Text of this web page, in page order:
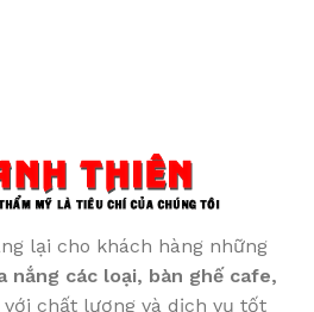
lại cho khách hàng những
nắng các loại, bàn ghế cafe,
với chất lượng và dịch vụ tốt